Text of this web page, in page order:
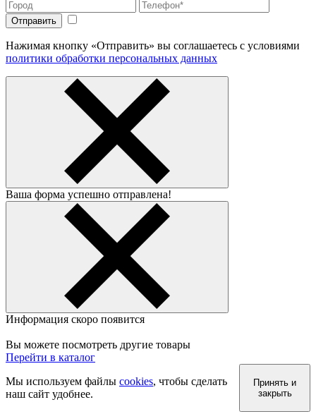
Нажимая кнопку «Отправить» вы соглашаетесь с условиями
политики обработки персональных данных
Ваша форма успешно отправлена!
Информация скоро появится
Вы можете посмотреть другие товары
Перейти в каталог
Мы используем файлы cookies, чтобы сделать
наш сайт удобнее.
Принять и
закрыть